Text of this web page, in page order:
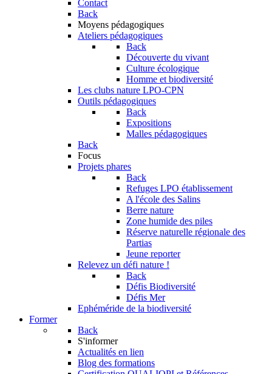
Contact
Back
Moyens pédagogiques
Ateliers pédagogiques
Back
Découverte du vivant
Culture écologique
Homme et biodiversité
Les clubs nature LPO-CPN
Outils pédagogiques
Back
Expositions
Malles pédagogiques
Back
Focus
Projets phares
Back
Refuges LPO établissement
A l'école des Salins
Berre nature
Zone humide des piles
Réserve naturelle régionale des
Partias
Jeune reporter
Relevez un défi nature !
Back
Défis Biodiversité
Défis Mer
Ephéméride de la biodiversité
Former
Back
S'informer
Actualités en lien
Blog des formations